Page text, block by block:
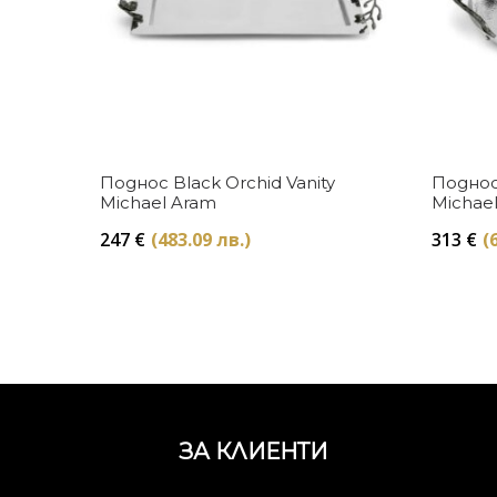
Купи
Поднос Black Orchid Vanity
Michael Aram
247 € (483.09 лв.) 313 €
ЗА КЛИЕНТИ